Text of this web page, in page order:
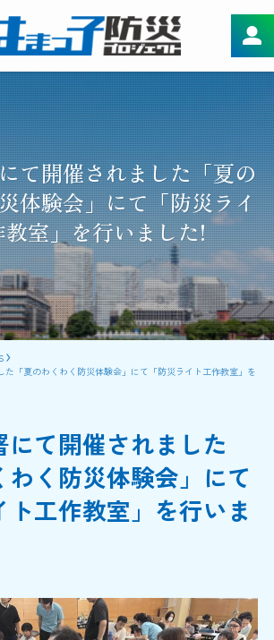
て開催されました「夏の
体験会」にて「防災ライ
室」を行いました!
た「夏のわくわく防災体験会」にて「防災ライト工作教室」を
て開催されました
わく防災体験会」にて
ト工作教室」を行いま